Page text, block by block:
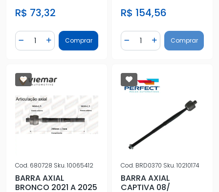
R$ 73,32
Diminuir Quantidade
Quantidade
Adicionar Quantidade
Comprar
R$ 154,56
Diminuir Quantidade
Quantidade
AdicionarComprar
Cod. 680728 Sku.10065412
BARRA AXIAL
BRONCO 2021 A 2025
Cod. BRD0370 Sku.10210174
BARRA AXIAL
CAPTIVA 08/